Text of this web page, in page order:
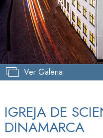
Ver Galeria
IGREJA DE
DINAMARCA